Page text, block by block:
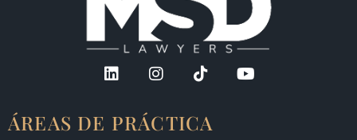
ÁREAS DE PRÁCTICA